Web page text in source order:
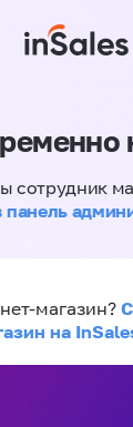
сотрудник
панель
магазин?
на